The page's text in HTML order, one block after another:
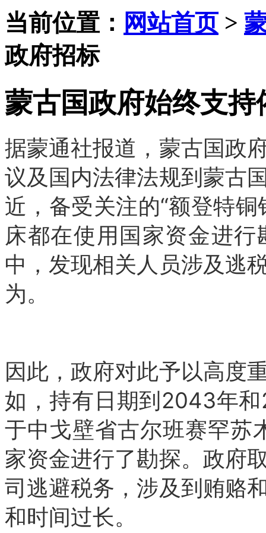
当前位置： 网站首页>
政府招标
蒙古国政府始终支
据蒙通社报道，蒙古国政
议及国内法律法规到蒙古
近，备受关注的“额登特
床都在使用国家资金进
中，发现相关人员涉及逃
为。
因此，政府对此予以高度
如，持有日期到2043年
于中戈壁省古尔班赛罕苏
家资金进行了勘探。政府
司逃避税务，涉及到贿赂
和时间过长。